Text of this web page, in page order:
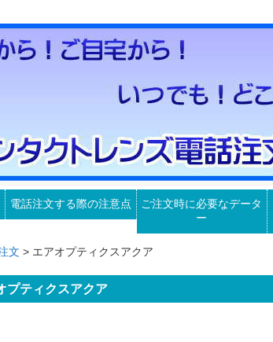
電話注文する際の注意点
ご注文時に必要なデータ
ー
文 > エアオプティクスアクア
プティクスアクア